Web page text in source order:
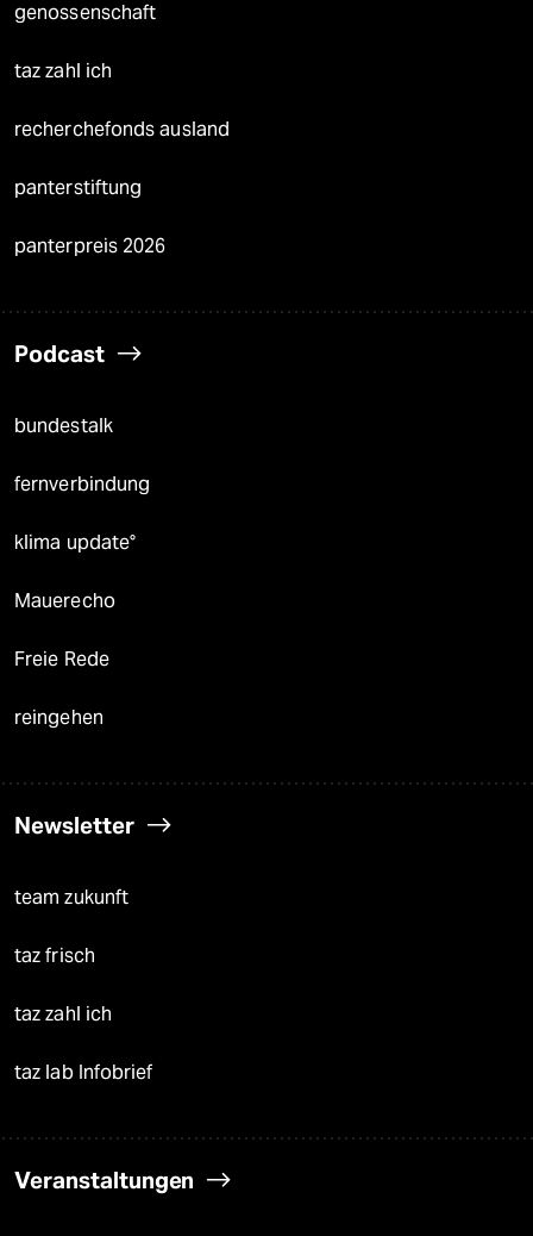
genossenschaft
taz zahl ich
recherchefonds ausland
panterstiftung
panterpreis 2026
Podcast
bundestalk
fernverbindung
klima update°
Mauerecho
Freie Rede
reingehen
Newsletter
team zukunft
taz frisch
taz zahl ich
taz lab Infobrief
Veranstaltungen